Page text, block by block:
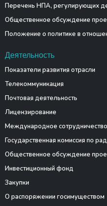
Перечень НПА, регулирующих
Общественное обсуждение
Положение о политике в
Деятельность
Показатели развития отрасли
Телекоммуникация
Почтовая деятельность
Лицензирование
Международное сотрудничество
Государственная комиссия по
Общественное обсуждение
Инвестиционный фонд
Закупки
О распоряжении госимуществом